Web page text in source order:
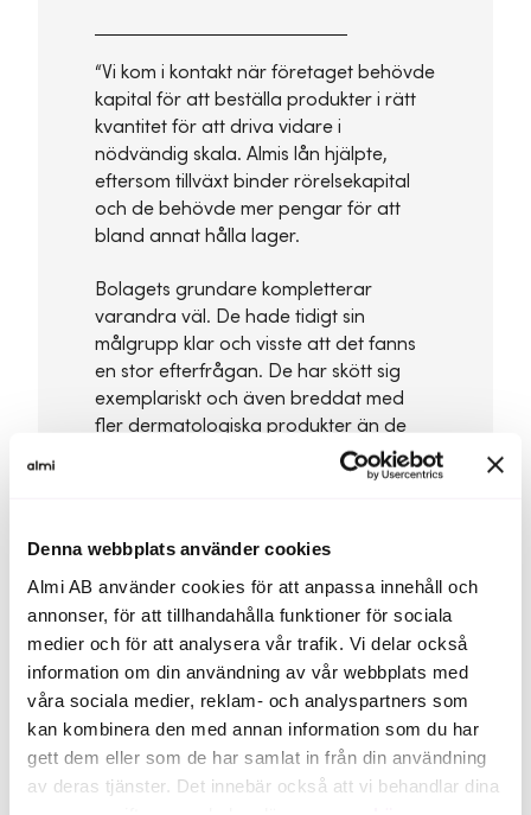
Denna webbplats använder cookies
Almi AB använder cookies för att anpassa innehåll och
annonser, för att tillhandahålla funktioner för sociala
medier och för att analysera vår trafik. Vi delar också
information om din användning av vår webbplats med
våra sociala medier, reklam- och analyspartners som
kan kombinera den med annan information som du har
gett dem eller som de har samlat in från din användning
av deras tjänster. Det innebär också att vi behandlar dina
“Vi kom i kontakt när företaget behövde
kapital för att beställa produkter i rätt
kvantitet för att driva vidare i
nödvändig skala. Almis lån hjälpte,
eftersom tillväxt binder rörelsekapital
och de behövde mer pengar för att
bland annat hålla lager.
Bolagets grundare kompletterar
varandra väl. De hade tidigt sin
målgrupp klar och visste att det fanns
en stor efterfrågan. De har skött sig
exemplariskt och även breddat med
fler dermatologiska produkter än de
ursprungliga akneplåstren. Med en
bredare produktflora är de mindre
Stefan Guter, rådgivare hos Almi